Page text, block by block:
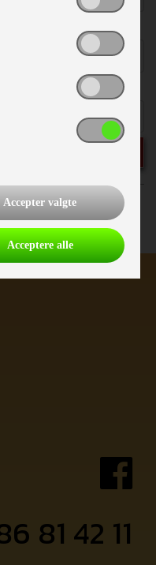
Model
81 42 11
Accepter valgte
Acceptere alle